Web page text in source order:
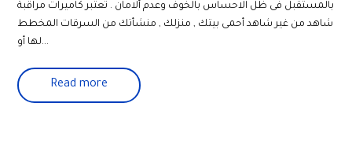
بالمستقبل فى ظل الاحساس بالخوف وعدم ألامان . تعتبر كاميرات مراقبة
شاهد من غير شاهد أحمى بيتك , منزلك , منشأتك من السرقات المخطط
لها أو...
Read more